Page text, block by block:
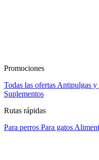
Promociones
Todas las ofertas Antipulgas y
Suplementos
Rutas rápidas
Para perros Para gatos